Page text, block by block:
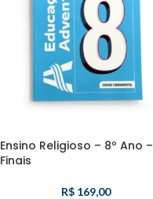
Ensino Religioso – 8º Ano –
Finais
R$ 169,00